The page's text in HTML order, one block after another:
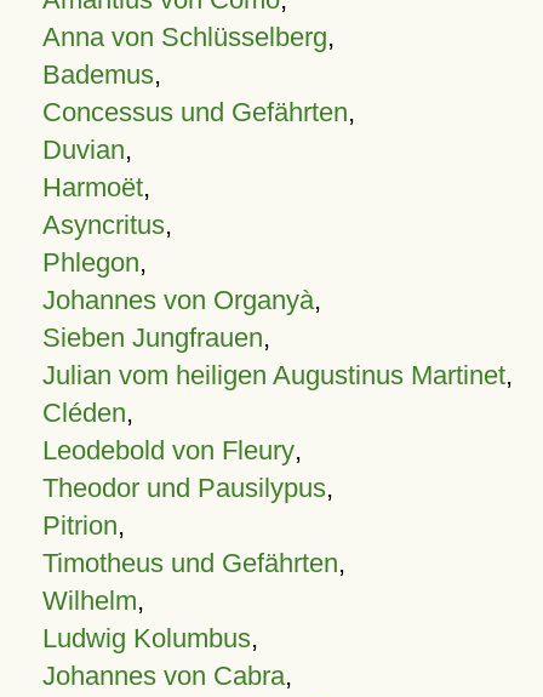
Anna von Schlüsselberg,
Bademus,
Concessus und Gefährten,
Duvian,
Harmoët,
Asyncritus,
Phlegon,
Johannes von Organyà,
Sieben Jungfrauen,
Julian vom heiligen Augustinus Martinet,
Cléden,
Leodebold von Fleury,
Theodor und Pausilypus,
Pitrion,
Timotheus und Gefährten,
Wilhelm,
Ludwig Kolumbus,
Johannes von Cabra,